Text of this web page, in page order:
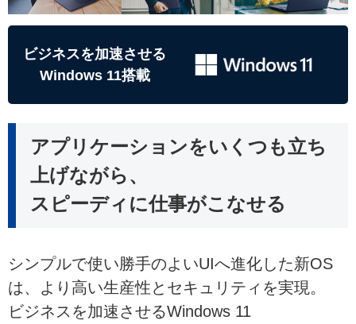
ビジネスを加速させる
Windows 11搭載
アプリケーションをいくつも立ち
上げながら、
スピーディに仕事がこなせる
シンプルで使い勝手のよいUIへ進化した新OS
は、より高い生産性とセキュリティを実現。
ビジネスを加速させるWindows 11